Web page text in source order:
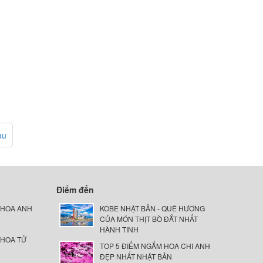
ANH
TỬ
Điểm đến
KOBE NHẬT BẢN - QUÊ HƯƠNG
CỦA MÓN THỊT BÒ ĐẮT NHẤT
HÀNH TINH
TOP 5 ĐIỂM NGẮM HOA CHI ANH
ĐẸP NHẤT NHẬT BẢN